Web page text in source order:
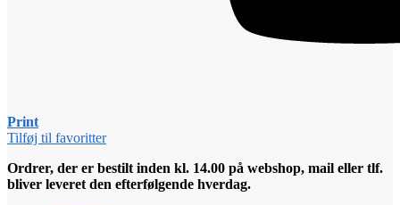
Print
Tilføj til favoritter
Ordrer, der er bestilt inden kl. 14.00 på webshop, mail eller tlf.
bliver leveret den efterfølgende hverdag.